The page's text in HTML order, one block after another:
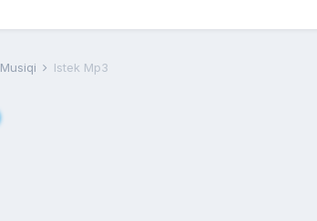
Musiqi Istek Mp3